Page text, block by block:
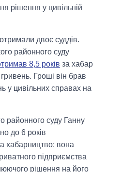
рішення у цивільній
двоє суддів.
районного суду
8,5 років за хабар
Гроші він брав
у цивільних справах на
районного суду Ганну
до 6 років
хабарництво: вона
підприємства
рішення на його